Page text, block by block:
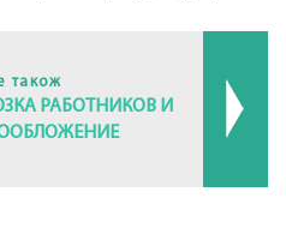
також
РАБОТНИКОВ И